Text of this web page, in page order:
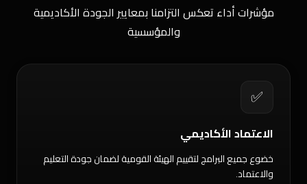
مؤشرات أداء تعكس التزامنا بمعايير الجودة الأكاديمية
والمؤسسية
✅
الاعتماد الأكاديمي
خضوع جميع البرامج لتقييم الهيئة القومية لضمان جودة التعليم
والاعتماد.